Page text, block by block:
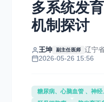
多系统发
机制探讨
王坤 副主任医师
辽宁
2026-05-26 15:56
糖尿病、心脑血管 、神经